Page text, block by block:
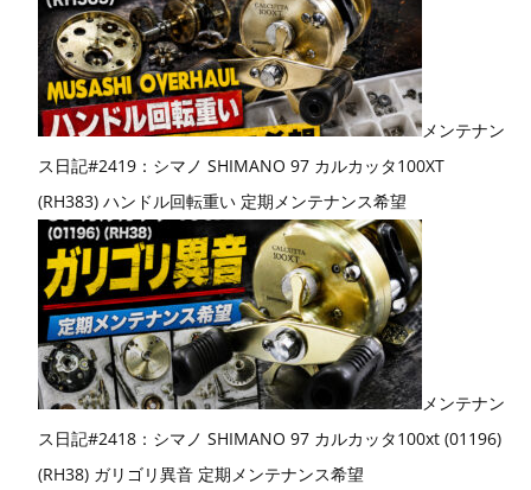
メンテナン
ス日記#2419：シマノ SHIMANO 97 カルカッタ100XT
(RH383) ハンドル回転重い 定期メンテナンス希望
メンテナン
ス日記#2418：シマノ SHIMANO 97 カルカッタ100xt (01196)
(RH38) ガリゴリ異音 定期メンテナンス希望